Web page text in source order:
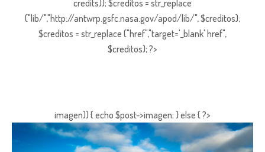
credits)); $creditos = str_replace
("lib/","http://antwrp.gsfc.nasa.gov/apod/lib/", $creditos);
$creditos = str_replace ("href","target='_blank' href",
$creditos); ?>
imagen)) { echo $post->imagen; } else { ?>